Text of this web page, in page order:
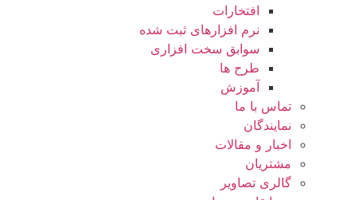
افتخارات
نرم افزارهای ثبت شده
سوابق سخت افزاری
طرح ها
آموزش
تماس با ما
نمایندگان
اخبار و مقالات
مشتریان
گالری تصاویر